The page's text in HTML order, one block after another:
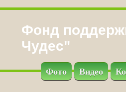
Фонд
Чудес"
Фото Видео